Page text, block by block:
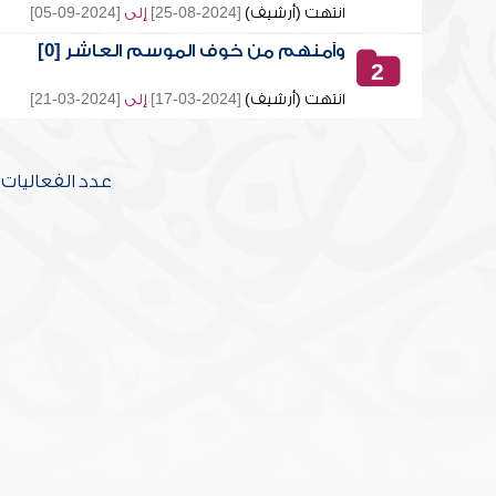
انتهت (أرشيف) [2024-08-25] إلى [2024-09-05]
2
وآمنهم من خوف الموسم العاشر [0]
انتهت (أرشيف) [2024-03-17] إلى [2024-03-21]
عدد الفعاليات [2] تحتوي على [20]